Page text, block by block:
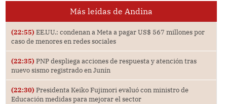
Más leídas de Andina
(22:55) EE.UU.: condenan a Meta a pagar US$ 567 millones por
caso de menores en redes sociales
(22:35) PNP despliega acciones de respuesta y atención tras
nuevo sismo registrado en Junín
(22:30) Presidenta Keiko Fujimori evaluó con ministro de
Educación medidas para mejorar el sector